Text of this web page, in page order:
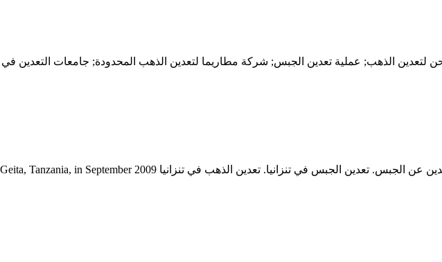
لتعدين الذهب; عملية تعدين الجبس; شركة مطاريما لتعدين الذهب المحدودة; جامعات